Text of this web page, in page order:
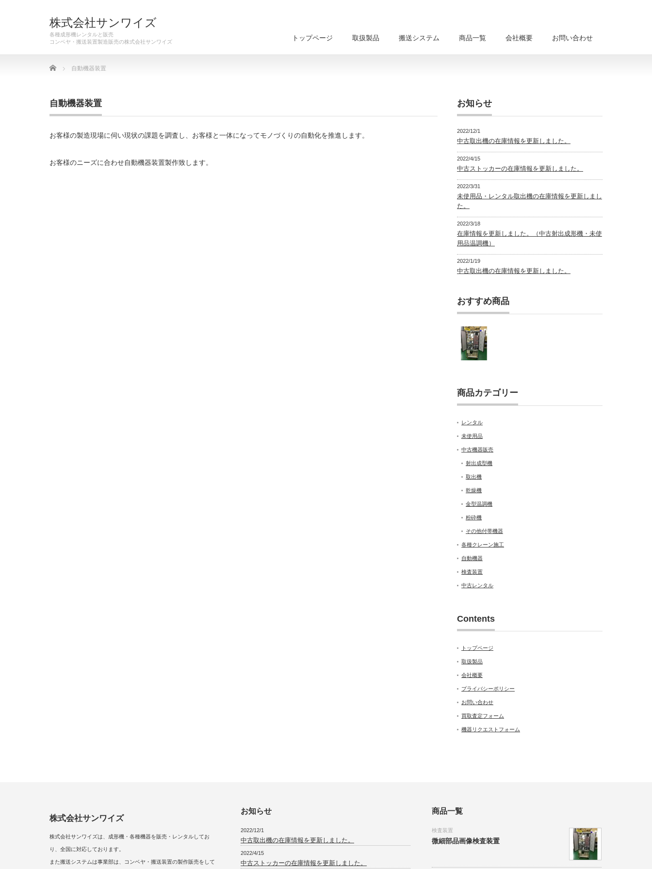
株式会社サンワイズ
各種成形機レンタルと販売 トップページ 取扱製品 搬送システム 商品一覧 会社概要 お問い合わせ
Home 自動機器装置
自動機器装置
お客様の製造現場に伺い現状の課題を調査し、お客様と一体になってモノづくりの自動化を推進します。
お客様のニーズに合わせ自動機器装置製作致します。
お知らせ
2022/12/1
中古取出機の在庫情報を更新しました。
2022/4/15
中古ストッカーの在庫情報を更新しました。
2022/3/31
未使用品・レンタル取出機の在庫情報を更新しまし
た。
2022/3/18
在庫情報を更新しました。（中古射出成形機・未使
用品温調機）
2022/1/19
中古取出機の在庫情報を更新しました。
おすすめ商品
商品カテゴリー
レンタル
未使用品
中古機器販売
射出成型機
取出機
乾燥機
金型温調機
粉砕機
その他付帯機器
各種クレーン施工
自動機器
検査装置
中古レンタル
Contents
トップページ
取扱製品
会社概要
プライバシーポリシー
お問い合わせ
買取査定フォーム
機器リクエストフォーム
株式会社サンワイズ
株式会社サンワイズは、成形機・各種機器を販売・レンタルしてお
り、全国に対応しております。
また搬送システムは事業部は、コンベヤ・搬送装置の製作販売をして
お知らせ
2022/12/1
中古取出機の在庫情報を更新しました。
2022/4/15
中古ストッカーの在庫情報を更新しました。
商品一覧
検査装置
微細部品画像検査装置